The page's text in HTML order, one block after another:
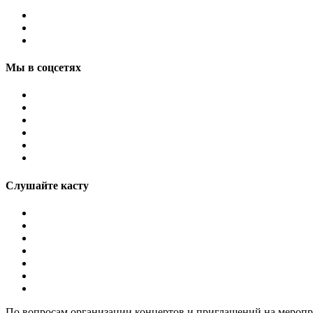
Мы в соцсетях
Слушайте касту